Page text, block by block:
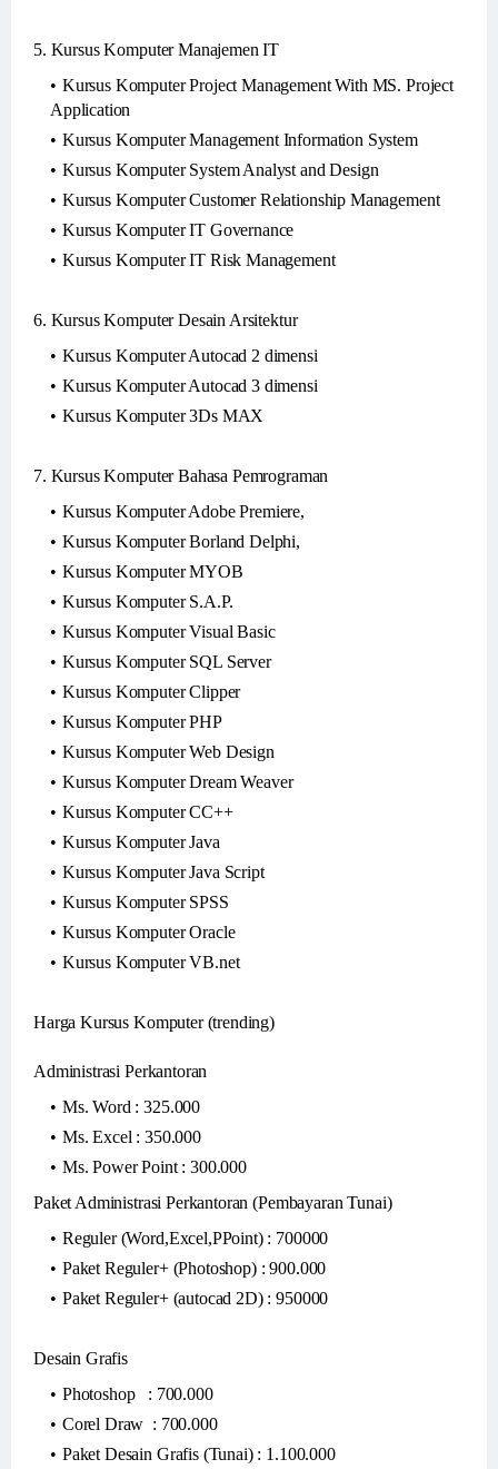
5. Kursus Komputer Manajemen IT
Kursus Komputer Project Management With MS. Project
Application
Kursus Komputer Management Information System
Kursus Komputer System Analyst and Design
Kursus Komputer Customer Relationship Management
Kursus Komputer IT Governance
Kursus Komputer IT Risk Management
6. Kursus Komputer Desain Arsitektur
Kursus Komputer Autocad 2 dimensi
Kursus Komputer Autocad 3 dimensi
Kursus Komputer 3Ds MAX
7. Kursus Komputer Bahasa Pemrograman
Kursus Komputer Adobe Premiere,
Kursus Komputer Borland Delphi,
Kursus Komputer MYOB
Kursus Komputer S.A.P.
Kursus Komputer Visual Basic
Kursus Komputer SQL Server
Kursus Komputer Clipper
Kursus Komputer PHP
Kursus Komputer Web Design
Kursus Komputer Dream Weaver
Kursus Komputer CC++
Kursus Komputer Java
Kursus Komputer Java Script
Kursus Komputer SPSS
Kursus Komputer Oracle
Kursus Komputer VB.net
Harga Kursus Komputer (trending)
Administrasi Perkantoran
Ms. Word : 325.000
Ms. Excel : 350.000
Ms. Power Point : 300.000
Paket Administrasi Perkantoran (Pembayaran Tunai)
Reguler (Word,Excel,PPoint) : 700000
Paket Reguler+ (Photoshop) : 900.000
Paket Reguler+ (autocad 2D) : 950000
Desain Grafis
Photoshop : 700.000
Corel Draw : 700.000
Paket Desain Grafis (Tunai) : 1.100.000